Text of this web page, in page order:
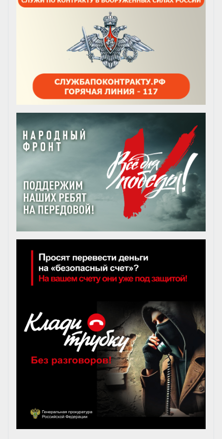
химическом терроризме для
студентов медицинского
университета